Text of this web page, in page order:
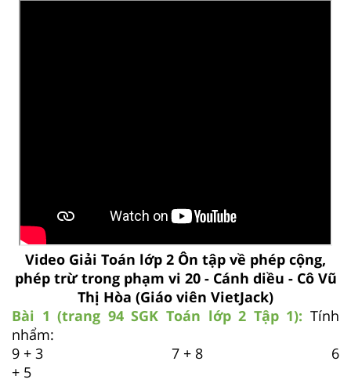
Video Giải Toán lớp 2 Ôn tập về phép cộng,
phép trừ trong phạm vi 20 - Cánh diều - Cô Vũ
Thị Hòa (Giáo viên VietJack)
Bài 1 (trang 94 SGK Toán lớp 2 Tập 1): Tính
nhẩm:
9 + 3 7 + 8 6
+ 5